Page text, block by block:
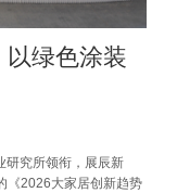
以绿色涂装
研究所领衔，展辰新
《2026大家居创新趋势